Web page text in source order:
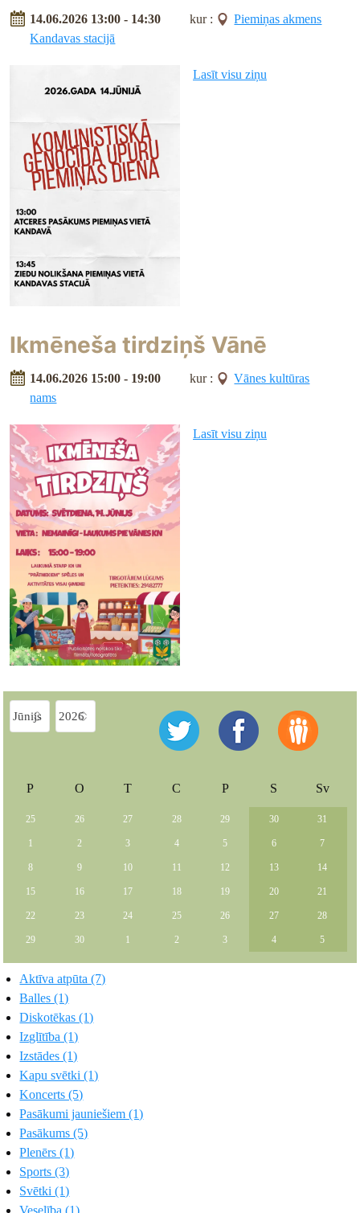
14.06.2026 13:00 - 14:30 kur :
Piemiņas akmens
Kandavas stacijā
Lasīt visu ziņu
Ikmēneša tirdziņš Vānē
14.06.2026 15:00 - 19:00 kur :
Vānes kultūras
nams
Lasīt visu ziņu
P O T C P S Sv
25 26 27 28 29 30 31
1 2 3 4 5 6 7
8 9 10 11 12 13 14
15 16 17 18 19 20 21
22 23 24 25 26 27 28
29 30 1 2 3 4 5
Aktīva atpūta (7)
Balles (1)
Diskotēkas (1)
Izglītība (1)
Izstādes (1)
Kapu svētki (1)
Koncerts (5)
Pasākumi jauniešiem (1)
Pasākums (5)
Plenērs (1)
Sports (3)
Svētki (1)